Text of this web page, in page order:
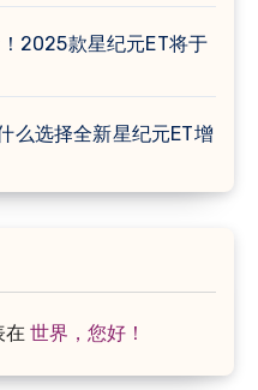
2025款星纪元ET将于
么选择全新星纪元ET增
在 世界，您好！